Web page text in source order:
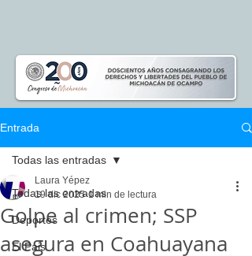
Entrada
Todas las entradas
Deportes
El Pais
Todas las entradas
Golpe al crimen; SSP
asegura en Coahuayana
Laura Yépez
19 dic 2025 1 min de lectura